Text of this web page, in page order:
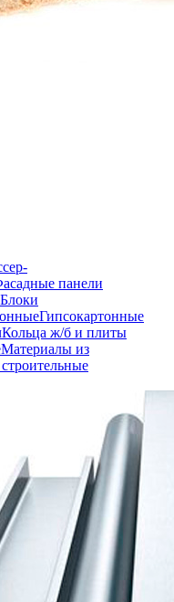
панели
Блоки
Гипсокартонные
Кольца ж/б и плиты
Материалы из